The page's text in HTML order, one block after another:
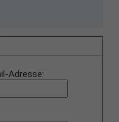
Adresse